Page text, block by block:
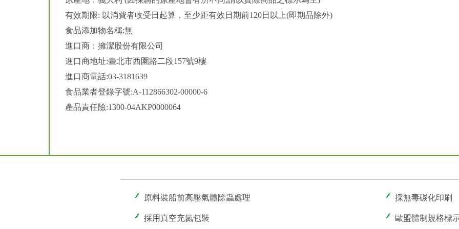
有效期限: 以消費者收受日起算，至少距有效日期前120日以上(即期品除外)
食品添加物名稱:無
進口商：擁潔股份有限公司
進口商地址:臺北市西園路二段157號9樓
進口商電話:03-3181639
食品業者登錄字號:A-112866302-00000-6
產品責任險:1300-04AKP0000064
原料裝船前高壓氣體除蟲處理
採用真空充氮包裝
採無毒碳化印刷
歐盟體制規格標